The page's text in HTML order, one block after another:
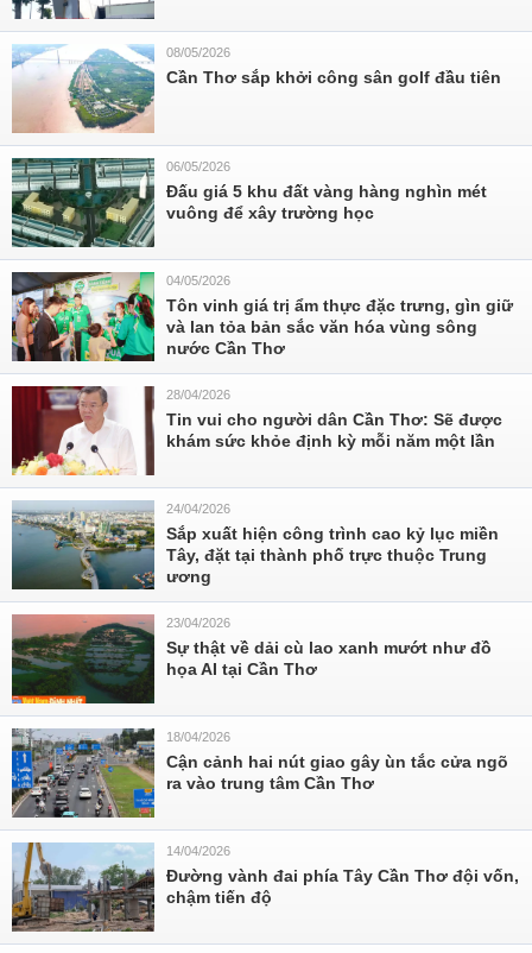
08/05/2026
Cần Thơ sắp khởi công sân golf đầu tiên
06/05/2026
Đấu giá 5 khu đất vàng hàng nghìn mét
vuông để xây trường học
04/05/2026
Tôn vinh giá trị ẩm thực đặc trưng, gìn giữ
và lan tỏa bản sắc văn hóa vùng sông
nước Cần Thơ
28/04/2026
Tin vui cho người dân Cần Thơ: Sẽ được
khám sức khỏe định kỳ mỗi năm một lần
24/04/2026
Sắp xuất hiện công trình cao kỷ lục miền
Tây, đặt tại thành phố trực thuộc Trung
ương
23/04/2026
Sự thật về dải cù lao xanh mướt như đồ
họa AI tại Cần Thơ
18/04/2026
Cận cảnh hai nút giao gây ùn tắc cửa ngõ
ra vào trung tâm Cần Thơ
14/04/2026
Đường vành đai phía Tây Cần Thơ đội vốn,
chậm tiến độ